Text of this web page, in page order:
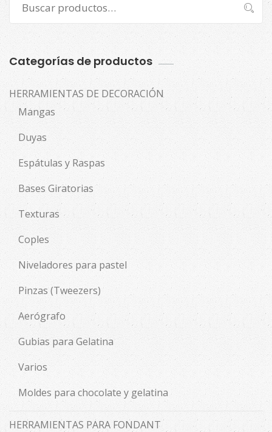
por:
Buscar
Categorías de productos
HERRAMIENTAS DE DECORACIÓN
Mangas
Duyas
Espátulas y Raspas
Bases Giratorias
Texturas
Coples
Niveladores para pastel
Pinzas (Tweezers)
Aerógrafo
Gubias para Gelatina
Varios
Moldes para chocolate y gelatina
HERRAMIENTAS PARA FONDANT